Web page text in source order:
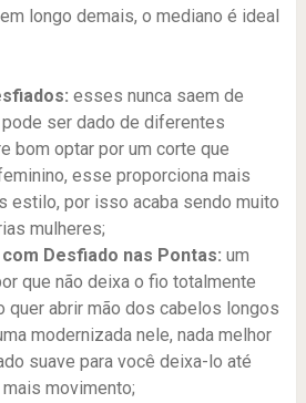
longo demais, o mediano é ideal
esses nunca saem de
ser dado de diferentes
bom optar por um corte que
esse proporciona mais
estilo, por isso acaba sendo muito
mulheres;
Desfiado nas Pontas: um
que não deixa o fio totalmente
quer abrir mão dos cabelos longos
modernizada nele, nada melhor
suave para você deixa-lo até
movimento;